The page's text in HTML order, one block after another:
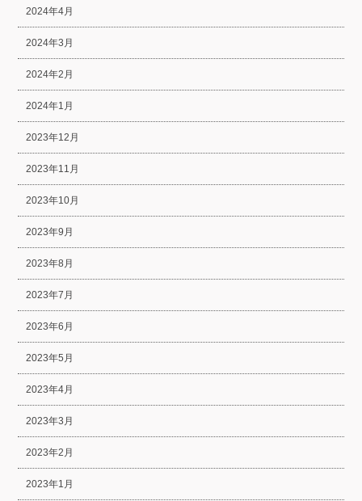
2024年4月
2024年3月
2024年2月
2024年1月
2023年12月
2023年11月
2023年10月
2023年9月
2023年8月
2023年7月
2023年6月
2023年5月
2023年4月
2023年3月
2023年2月
2023年1月